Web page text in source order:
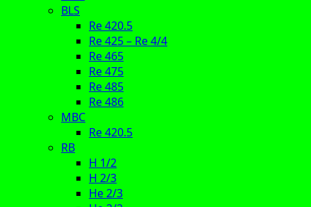
BLS
Re 420.5
Re 425 – Re 4/4
Re 465
Re 475
Re 485
Re 486
MBC
Re 420.5
RB
H 1/2
H 2/3
He 2/3